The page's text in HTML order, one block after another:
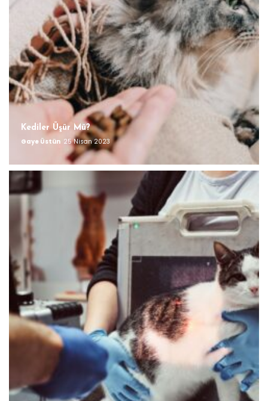
Kediler Üşür Mü?
Gaye Üstün 25 Nisan 2023